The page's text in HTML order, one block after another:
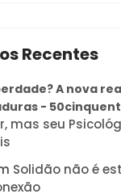
Recentes
A nova
-
mas seu
Solidão não é